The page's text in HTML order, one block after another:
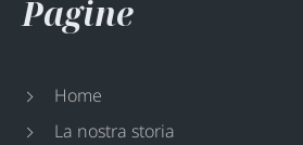
Pagine
Home
La nostra storia